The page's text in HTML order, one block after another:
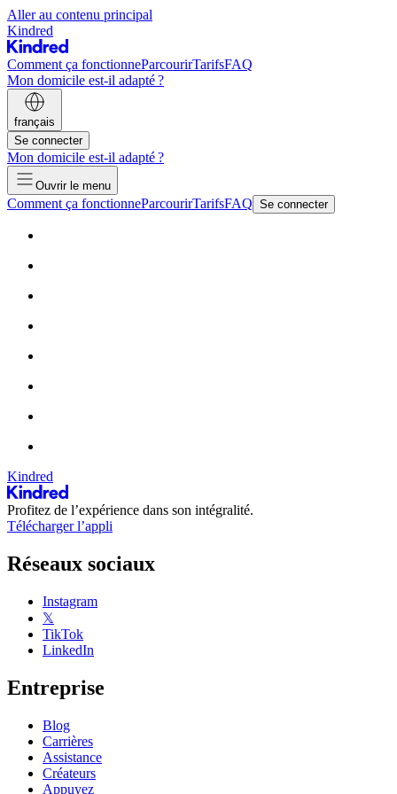
Aller au contenu principal
Kindred
Comment ça fonctionneParcourirTarifsFAQ
Mon domicile est-il adapté ?
français
Se connecter
Mon domicile est-il adapté ?
Ouvrir le menu
Comment ça fonctionneParcourirTarifsFAQ Se connecter
Kindred
Profitez de l’expérience dans son intégralité.
Télécharger l’appli
Réseaux sociaux
Instagram
𝕏
TikTok
LinkedIn
Entreprise
Blog
Carrières
Assistance
Créateurs
Appuyez